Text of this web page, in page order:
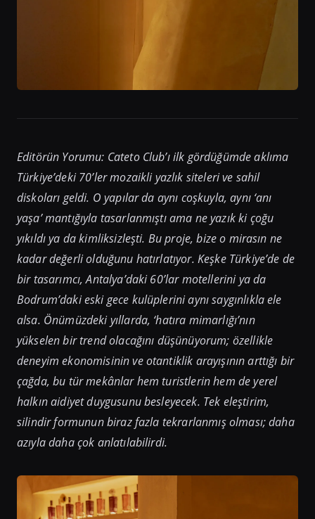
Editörün Yorumu: Cateto Club’ı ilk gördüğümde aklıma
Türkiye’deki 70’ler mozaikli yazlık siteleri ve sahil
diskoları geldi. O yapılar da aynı coşkuyla, aynı ‘anı
yaşa’ mantığıyla tasarlanmıştı ama ne yazık ki çoğu
yıkıldı ya da kimliksizleşti. Bu proje, bize o mirasın ne
kadar değerli olduğunu hatırlatıyor. Keşke Türkiye’de de
bir tasarımcı, Antalya’daki 60’lar motellerini ya da
Bodrum’daki eski gece kulüplerini aynı saygınlıkla ele
alsa. Önümüzdeki yıllarda, ‘hatıra mimarlığı’nın
yükselen bir trend olacağını düşünüyorum; özellikle
deneyim ekonomisinin ve otantiklik arayışının arttığı bir
çağda, bu tür mekânlar hem turistlerin hem de yerel
halkın aidiyet duygusunu besleyecek. Tek eleştirim,
silindir formunun biraz fazla tekrarlanmış olması; daha
azıyla daha çok anlatılabilirdi.